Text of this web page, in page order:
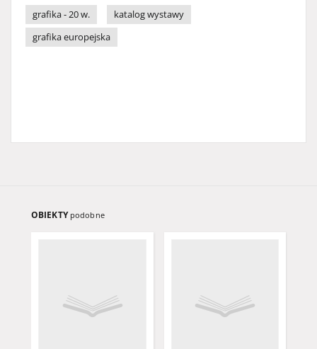
grafika - 20 w.
katalog wystawy
grafika europejska
OBIEKTY podobne